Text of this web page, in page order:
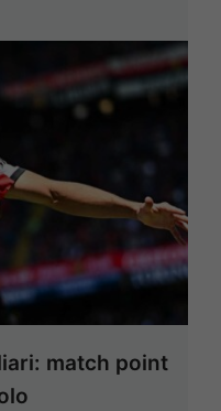
match point